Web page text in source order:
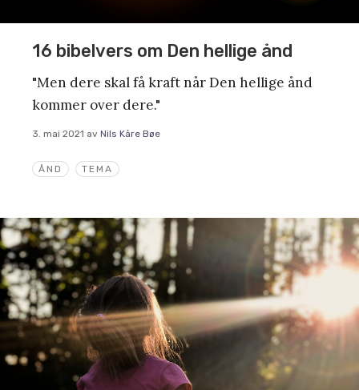
ÅND TEMA
16 bibelvers om Den hellige ånd
"Men dere skal få kraft når Den hellige ånd
kommer over dere."
3. mai 2021 av Nils Kåre Bøe